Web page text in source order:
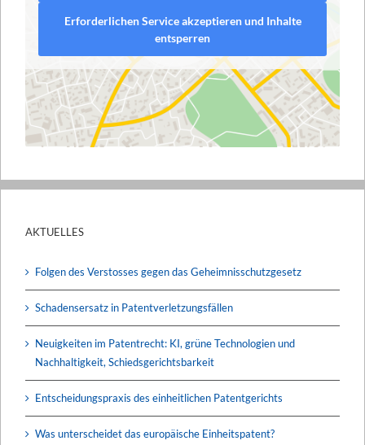
Erforderlichen Service akzeptieren und Inhalte
entsperren
AKTUELLES
Folgen des Verstosses gegen das Geheimnisschutzgesetz
Schadensersatz in Patentverletzungsfällen
Neuigkeiten im Patentrecht: KI, grüne Technologien und
Nachhaltigkeit, Schiedsgerichtsbarkeit
Entscheidungspraxis des einheitlichen Patentgerichts
Was unterscheidet das europäische Einheitspatent?